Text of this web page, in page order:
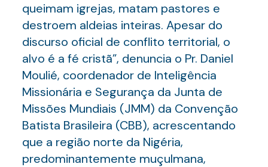
queimam igrejas, matam pastores e
destroem aldeias inteiras. Apesar do
discurso oficial de conflito territorial, o
alvo é a fé cristã”, denuncia o Pr. Daniel
Moulié, coordenador de Inteligência
Missionária e Segurança da Junta de
Missões Mundiais (JMM) da Convenção
Batista Brasileira (CBB), acrescentando
que a região norte da Nigéria,
predominantemente muçulmana,